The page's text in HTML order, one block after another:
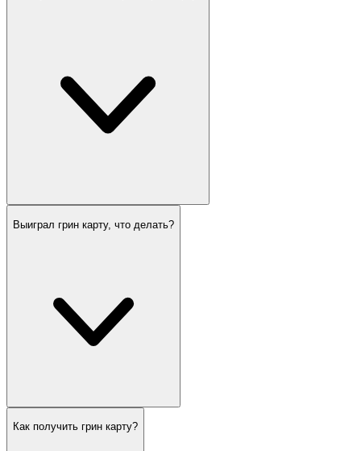
Выиграл грин карту, что делать?
Как получить грин карту?